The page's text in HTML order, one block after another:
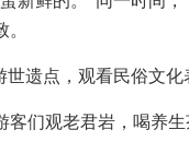
遗点，观看民俗文化
们观老君岩，喝养